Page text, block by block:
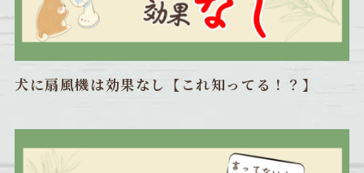
犬に扇風機は効果なし【これ知ってる！？】